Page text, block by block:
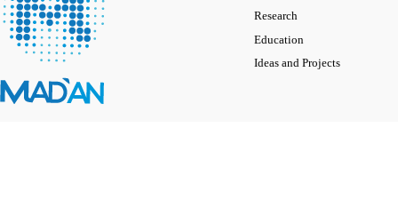
Research
Education
Ideas and Projects